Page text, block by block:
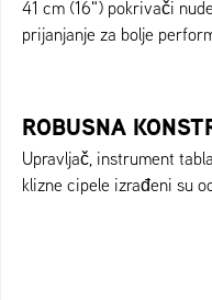
41 cm (16") pokrivači
prijanjanje za bolje
ROBUSNA
Upravljač, instrument
klizne cipele izrađeni su